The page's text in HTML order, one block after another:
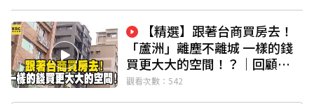
「蘆洲」離塵不離城 一樣的錢
買更大大的空間！？｜回顧
2020年【EBC地產王】
觀看次數：542